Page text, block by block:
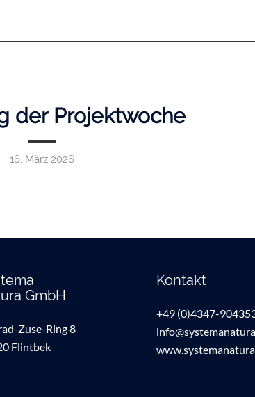
der Projektwoche
16. März 2026
GmbH
Zuse-Ring 8
Flintbek
Kontakt
+49 (0)4347-